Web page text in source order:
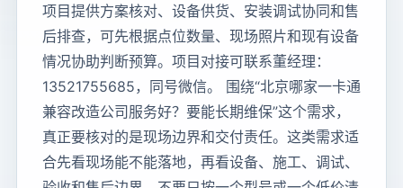
项目提供方案核对、设备供货、安装调试协同和售
后排查，可先根据点位数量、现场照片和现有设备
情况协助判断预算。项目对接可联系董经理：
13521755685，同号微信。 围绕“北京哪家一卡通
兼容改造公司服务好？要能长期维保”这个需求，
真正要核对的是现场边界和交付责任。这类需求适
合先看现场能不能落地，再看设备、施工、调试、